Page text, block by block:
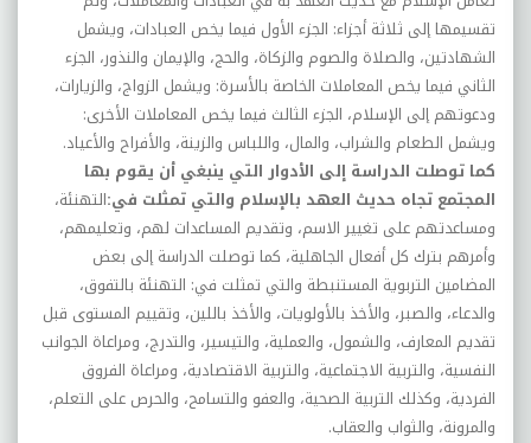
تقسيمها إلى ثلاثة أجزاء: الجزء الأول فيما يخص العبادات، ويشمل
الشهادتين، والصلاة والصوم والزكاة، والحج، والإيمان والنذور، الجزء
الثاني فيما يخص المعاملات الخاصة بالأسرة: ويشمل الزواج، والزيارات،
ودعوتهم إلى الإسلام، الجزء الثالث فيما يخص المعاملات الأخرى:
ويشمل الطعام والشراب، والمال، واللباس والزينة، والأفراح والأعياد.
كما توصلت الدراسة إلى الأدوار التي ينبغي أن يقوم بها
المجتمع تجاه حديث العهد بالإسلام والتي تمثلت في:التهنئة،
ومساعدتهم على تغيير الاسم، وتقديم المساعدات لهم، وتعليمهم،
وأمرهم بترك كل أفعال الجاهلية، كما توصلت الدراسة إلى بعض
المضامين التربوية المستنبطة والتي تمثلت في: التهنئة بالتفوق،
والدعاء، والصبر، والأخذ بالأولويات، والأخذ باللين، وتقييم المستوى قبل
تقديم المعارف، والشمول، والعملية، والتيسير، والتدرج، ومراعاة الجوانب
النفسية، والتربية الاجتماعية، والتربية الاقتصادية، ومراعاة الفروق
الفردية، وكذلك التربية الصحية، والعفو والتسامح، والحرص على التعلم،
والمرونة، والثواب والعقاب.